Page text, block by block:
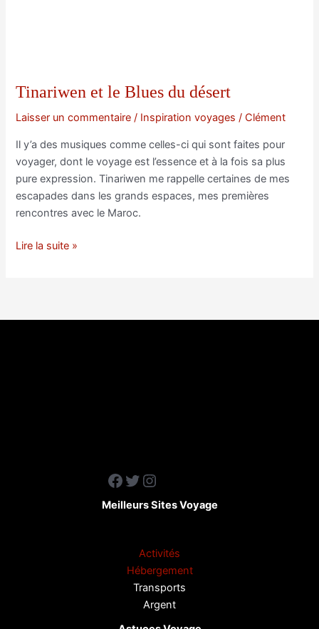
Tinariwen et le Blues du désert
Laisser un commentaire / Inspiration voyages /Clément
Il y’a des musiques comme celles-ci qui sont faites pour
voyager, dont le voyage est l’essence et à la fois sa plus
pure expression. Tinariwen me rappelle certaines de mes
escapades dans les grands espaces, mes premières
rencontres avec le Maroc.
Tinariwen
Lire la suite »
Facebook Twitter Instagram
Meilleurs Sites Voyage
Activités
Hébergement
Transports
Argent